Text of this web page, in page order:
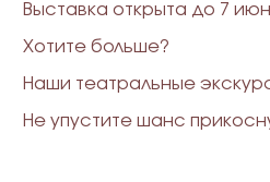
Выставка открыта до 7
Хотите больше?
Наши театральные
Не упустите шанс